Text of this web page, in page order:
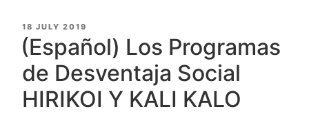
POSTED
ON
18 JULY 2019
(Español) Los Programas
de Desventaja Social
HIRIKOI Y KALI KALO